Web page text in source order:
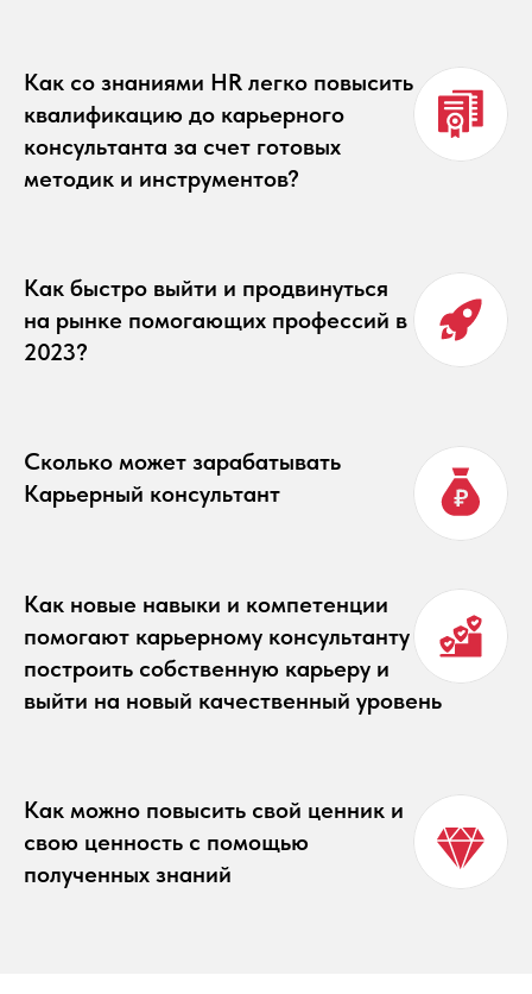
Как со знаниями HR легко повысить
квалификацию до карьерного
консультанта за счет готовых
методик и инструментов?
Как быстро выйти и продвинуться
на рынке помогающих профессий в
2023?
Сколько может зарабатывать
Карьерный консультант
Как новые навыки и компетенции
помогают карьерному консультанту
построить собственную карьеру и
выйти на новый качественный уровень
Как можно повысить свой ценник и
свою ценность с помощью
полученных знаний